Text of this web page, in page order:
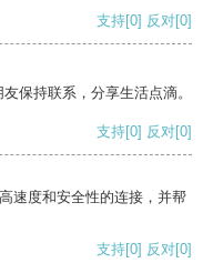
支持[0] 反对[0]
保持联系，分享生活点滴。
支持[0] 反对[0]
速度和安全性的连接，并帮
支持[0] 反对[0]